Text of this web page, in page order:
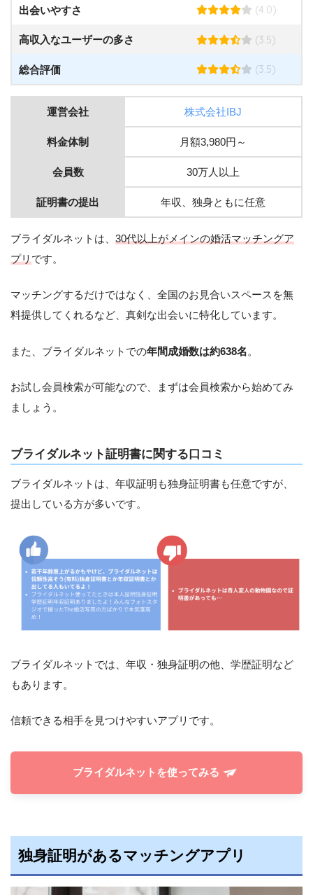
出会いやすさ (4.0)
高収入なユーザーの多さ (3.5)
総合評価 (3.5)
運営会社 株式会社IBJ
料金体制 月額3,980円～
会員数 30万人以上
証明書の提出 年収、独身ともに任意
ブライダルネットは、 30代以上がメインの婚活マッチングア
プリ です。
マッチングするだけではなく、全国のお見合いスペースを無
料提供してくれるなど、真剣な出会いに特化しています。
また、ブライダルネットでの年間成婚数は約638名。
お試し会員検索が可能なので、まずは会員検索から始めてみ
ましょう。
ブライダルネット証明書に関する口コミ
ブライダルネットは、年収証明も独身証明書も任意ですが、
提出している方が多いです。
ブライダルネットでは、年収・独身証明の他、学歴証明など
もあります。
信頼できる相手を見つけやすいアプリです。
ブライダルネットを使ってみる
独身証明があるマッチングアプリ